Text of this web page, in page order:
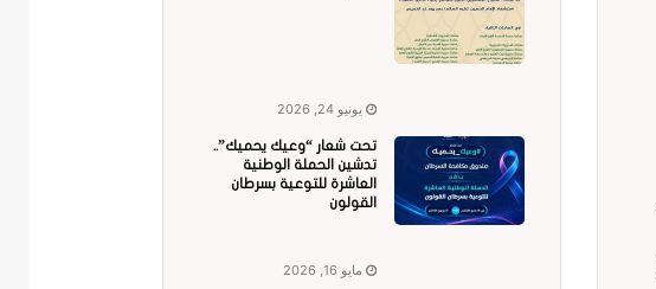
يونيو 24, 2026
تحت شعار “وعيك يحميك”..
تدشين الحملة الوطنية
العاشرة للتوعية بسرطان
القولون
مايو 16, 2026